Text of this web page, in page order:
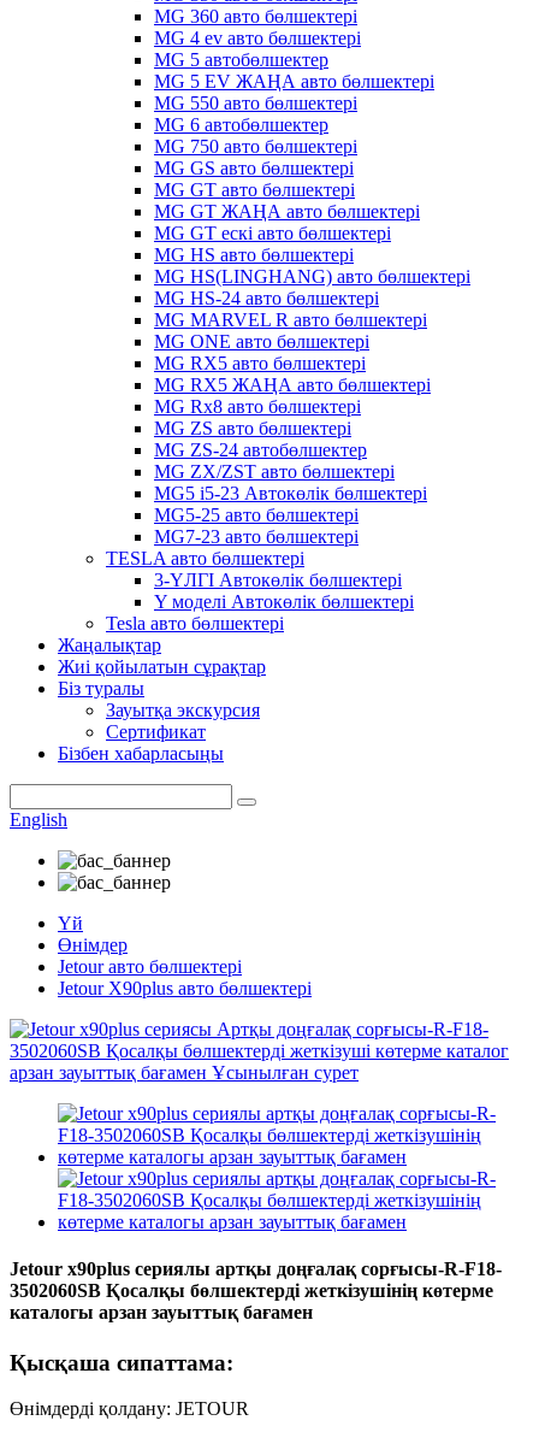
MG 360 авто бөлшектері
MG 4 ev авто бөлшектері
MG 5 автобөлшектер
MG 5 EV ЖАҢА авто бөлшектері
MG 550 авто бөлшектері
MG 6 автобөлшектер
MG 750 авто бөлшектері
MG GS авто бөлшектері
MG GT авто бөлшектері
MG GT ЖАҢА авто бөлшектері
MG GT ескі авто бөлшектері
MG HS авто бөлшектері
MG HS(LINGHANG) авто бөлшектері
MG HS-24 авто бөлшектері
MG MARVEL R авто бөлшектері
MG ONE авто бөлшектері
MG RX5 авто бөлшектері
MG RX5 ЖАҢА авто бөлшектері
MG Rx8 авто бөлшектері
MG ZS авто бөлшектері
MG ZS-24 автобөлшектер
MG ZX/ZST авто бөлшектері
MG5 i5-23 Автокөлік бөлшектері
MG5-25 авто бөлшектері
MG7-23 авто бөлшектері
TESLA авто бөлшектері
3-ҮЛГІ Автокөлік бөлшектері
Y моделі Автокөлік бөлшектері
Tesla авто бөлшектері
Жаңалықтар
Жиі қойылатын сұрақтар
Біз туралы
Зауытқа экскурсия
Сертификат
Бізбен хабарласыңы
English
Үй
Өнімдер
Jetour авто бөлшектері
Jetour X90plus авто бөлшектері
Jetour x90plus сериялы артқы доңғалақ сорғысы-R-F18-
3502060SB Қосалқы бөлшектерді жеткізушінің көтерме
каталогы арзан зауыттық бағамен
Қысқаша сипаттама:
Өнімдерді қолдану: JETOUR